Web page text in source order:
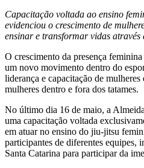
Capacitação voltada ao ensino
evidenciou o crescimento de
ensinar e transformar vidas através
O crescimento da presença
um novo movimento dentro do
liderança e capacitação de mulheres
mulheres dentro e fora dos tatames.
No último dia 16 de maio, a
uma capacitação voltada
em atuar no ensino do jiu-jitsu
participantes de diferentes equipes,
Santa Catarina para participar da